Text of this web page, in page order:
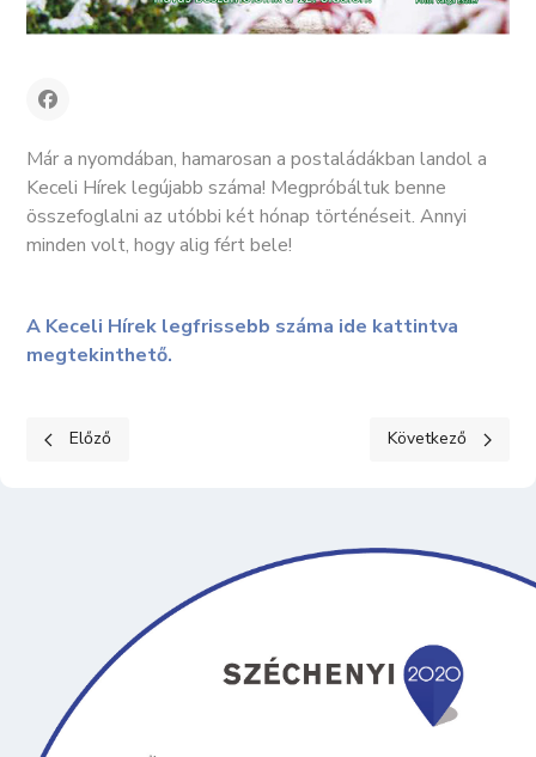
Már a nyomdában, hamarosan a postaládákban landol a
Keceli Hírek legújabb száma! Megpróbáltuk benne
összefoglalni az utóbbi két hónap történéseit. Annyi
minden volt, hogy alig fért bele!
A Keceli Hírek legfrissebb száma ide kattintva
megtekinthető.
Előző cikk: Képviselő-testületi ülések - 2026. február 12.
Előző Következő cikk:
Következő